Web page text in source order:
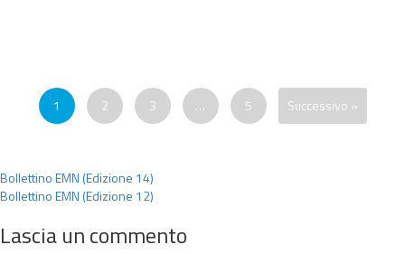
1 2 3 … 5 Successivo »
Navigazione
articoli
Bollettino EMN (Edizione 14)
Bollettino EMN (Edizione 12)
Lascia un commento